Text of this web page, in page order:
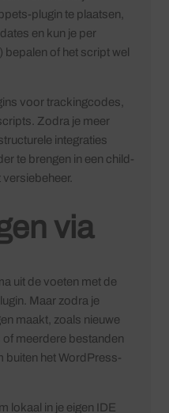
plugin te plaatsen,
en kun je per
of het script wel
voor trackingcodes,
Zodra je meer
integraties
te brengen in een child-
via
uit de voeten met de
Maar zodra je
maakt, zoals nieuwe
meerdere bestanden
buiten het WordPress-
lokaal in je eigen IDE